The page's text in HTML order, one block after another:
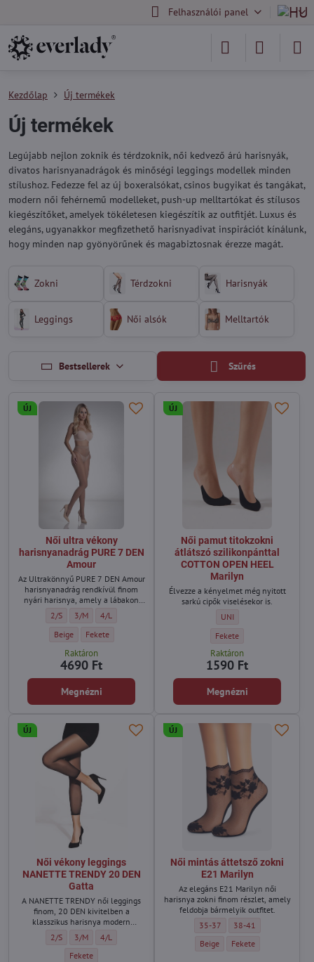
Felhasználói panel
Kezdőlap Új termékek
Új termékek
Legújabb nejlon zoknik és térdzoknik, női kedvező árú harisnyák,
divatos harisnyanadrágok és minőségi leggings modellek minden
stílushoz. Fedezze fel az új boxeralsókat, csinos bugyikat és tangákat,
modern női fehérnemű modelleket, push-up melltartókat és stílusos
kiegészítőket, amelyek tökéletesen kiegészítik az outfitjét. Luxus és
elegáns, ugyanakkor megfizethető harisnyadivat inspirációt kínálunk,
hogy minden nap gyönyörűnek és magabiztosnak érezze magát.
Zokni Térdzokni Harisnyák
Leggings Női alsók Melltartók
Bestsellerek Szűrés
ÚJ
Női ultra vékony
harisnyanadrág PURE 7 DEN
Amour
Az Ultrakönnyű PURE 7 DEN Amour
harisnyanadrág rendkívül finom
nyári harisnya, amely a lábakon
Női ultra vékony harisnyanadrág PURE 7 DEN Amour - Méret:
2/S Női ultra vékony harisnyanadrág PURE 7 DEN Amour - Méret:
3/M Női ultra vékony harisnyanadrág PURE 7 DEN Amour - Méret:
4/L
Női ultra vékony harisnyanadrág PURE 7 DEN Amour - Szín:
Beige Női ultra vékony harisnyanadrág PURE 7 DEN Amour - Szín:
Fekete
Raktáron
4690 Ft
Megnézni
ÚJ
Női pamut titokzokni
átlátszó szilikonpánttal
COTTON OPEN HEEL
Marilyn
Élvezze a kényelmet még nyitott
sarkú cipők viselésekor is.
Női pamut titokzokni
UNI
Női pamut titokzokni
Fekete
Raktáron
1590 Ft
Megnézni
ÚJ
Női vékony leggings
NANETTE TRENDY 20 DEN
Gatta
A NANETTE TRENDY női leggings
finom, 20 DEN kivitelben a
klasszikus harisnya modern
Női vékony leggings NANETTE TRENDY 20 DEN Gatta - Méret:
2/S Női vékony leggings NANETTE TRENDY 20 DEN Gatta - Méret:
3/M Női vékony leggings NANETTE TRENDY 20 DEN Gatta -
4/L
Női vékony leggings NANETTE TRENDY 20 DEN Gatta - Szín:
Fekete
ÚJ
Női mintás áttetsző zokni
E21 Marilyn
Az elegáns E21 Marilyn női
harisnya zokni finom részlet, amely
feldobja bármelyik outfitet.
Női mintás áttetsző zokni E21
35-37 Női mintás áttetsző
38-41
Női mintás áttetsző zokni E21
Beige Női mintás áttetsző
Fekete